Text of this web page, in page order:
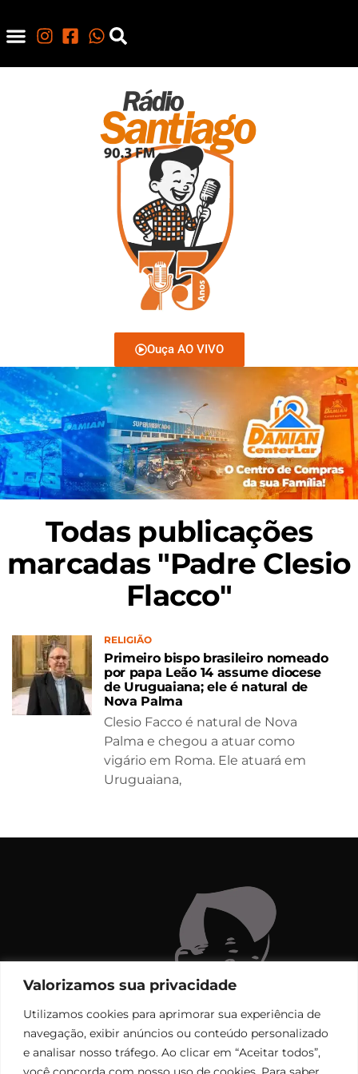
Valorizamos sua privacidade
Utilizamos cookies para aprimorar sua experiência de
navegação, exibir anúncios ou conteúdo personalizado
e analisar nosso tráfego. Ao clicar em “Aceitar todos”,
Ouça AO VIVO
Todas publicações
marcadas "Padre Clesio
Flacco"
RELIGIÃO
Primeiro bispo brasileiro nomeado
por papa Leão 14 assume diocese
de Uruguaiana; ele é natural de
Nova Palma
Clesio Facco é natural de Nova
Palma e chegou a atuar como
vigário em Roma. Ele atuará em
Uruguaiana,